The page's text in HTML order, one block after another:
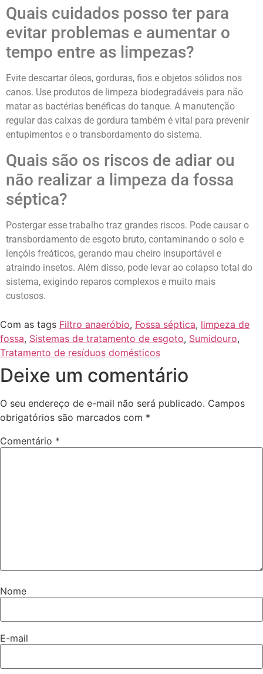
Quais cuidados posso ter para
evitar problemas e aumentar o
tempo entre as limpezas?
Evite descartar óleos, gorduras, fios e objetos sólidos nos
canos. Use produtos de limpeza biodegradáveis para não
matar as bactérias benéficas do tanque. A manutenção
regular das caixas de gordura também é vital para prevenir
entupimentos e o transbordamento do sistema.
Quais são os riscos de adiar ou
não realizar a limpeza da fossa
séptica?
Postergar esse trabalho traz grandes riscos. Pode causar o
transbordamento de esgoto bruto, contaminando o solo e
lençóis freáticos, gerando mau cheiro insuportável e
atraindo insetos. Além disso, pode levar ao colapso total do
sistema, exigindo reparos complexos e muito mais
custosos.
Com as tags Filtro anaeróbio, Fossa séptica, limpeza de
fossa, Sistemas de tratamento de esgoto, Sumidouro,
Tratamento de resíduos domésticos
Deixe um comentário
O seu endereço de e-mail não será publicado. Campos
obrigatórios são marcados com *
Comentário *
Nome
E-mail